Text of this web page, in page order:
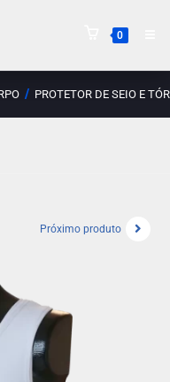
0
/ PROTETOR DE SEIO E
Próximo produto